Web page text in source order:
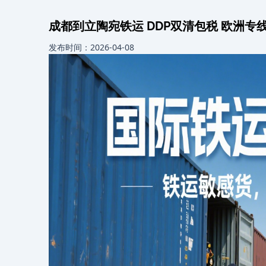
成都到立陶宛铁运 DDP双清包税 欧洲专
发布时间：2026-04-08